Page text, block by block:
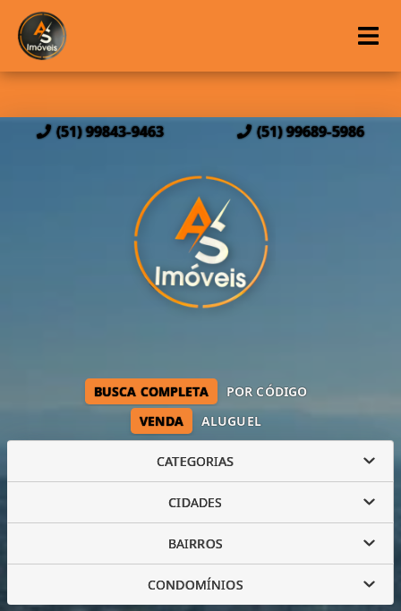
(51) 99843-9463 (51) 99689-5986
VENDA ALUGUEL
BUSCA COMPLETA POR CÓDIGO
CATEGORIAS
CIDADES
BAIRROS
CONDOMÍNIOS